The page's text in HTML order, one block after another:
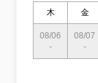
木 金
08/06
-
08/07
-